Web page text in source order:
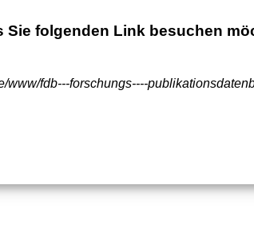
Sie folgenden Link besuchen
www/fdb---forschungs----